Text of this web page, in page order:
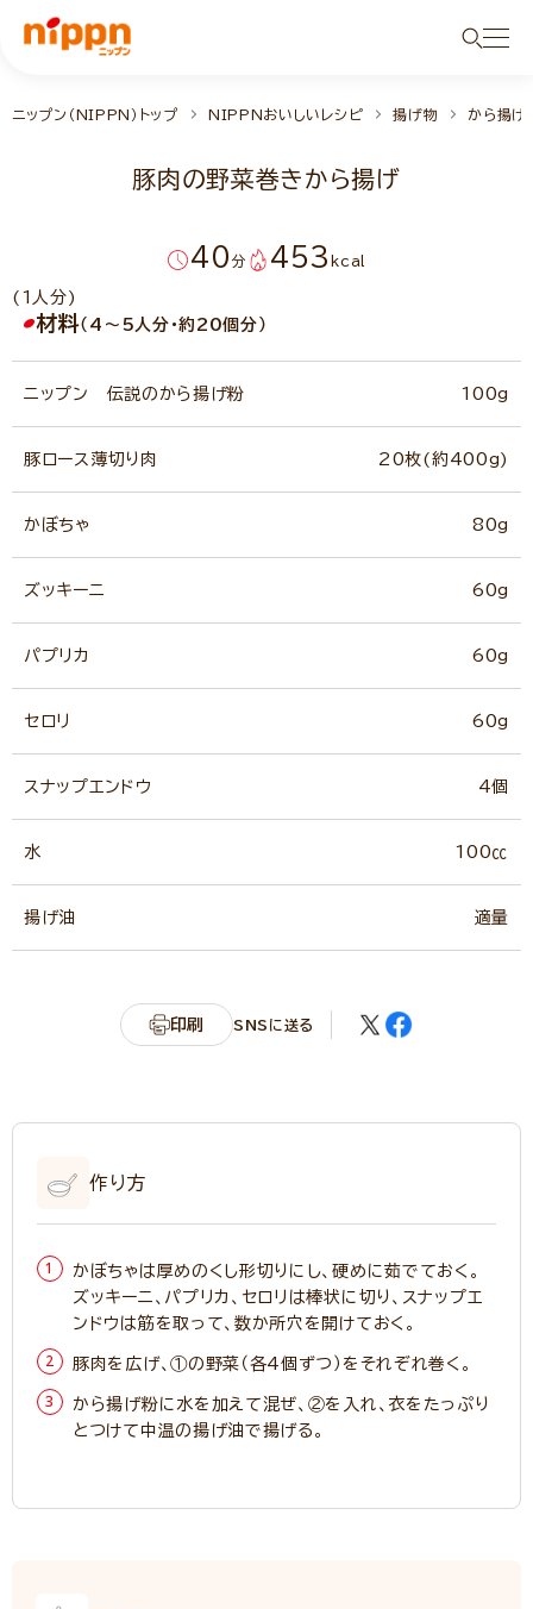
ニップン（NIPPN）トップ NIPPNおいしいレシピ 揚げ物 から揚げ
豚肉の野菜巻きから揚げ
40 分 453kcal
(1人分)
材料（4～5人分・約20個分）
ニップン 伝説のから揚げ粉 100g
豚ロース薄切り肉 20枚(約400g)
かぼちゃ 80g
ズッキーニ 60g
パプリカ 60g
セロリ 60g
スナップエンドウ 4個
水 100㏄
揚げ油 適量
印刷 SNSに送る
作り方
かぼちゃは厚めのくし形切りにし、硬めに茹でておく。
ズッキーニ、パプリカ、セロリは棒状に切り、スナップエ
ンドウは筋を取って、数か所穴を開けておく。
豚肉を広げ、①の野菜（各4個ずつ）をそれぞれ巻く。
から揚げ粉に水を加えて混ぜ、②を入れ、衣をたっぷり
とつけて中温の揚げ油で揚げる。